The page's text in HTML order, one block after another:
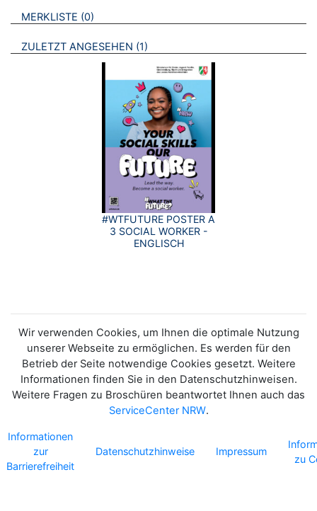
VERWEISE AUF VERMERKTE- ODER ZULETZT ANGESEHENE
MERKLISTE 0 BROSCHÜREN
ZULETZT ANGESEHEN 1 BROSCHÜREN
#WTFUTURE POSTER A
3 SOCIAL WORKER -
ENGLISCH
Wir verwenden Cookies, um Ihnen die optimale Nutzung
unserer Webseite zu ermöglichen. Es werden für den
Betrieb der Seite notwendige Cookies gesetzt. Weitere
Informationen finden Sie in den Datenschutzhinweisen.
Weitere Fragen zu Broschüren beantwortet Ihnen auch das
ServiceCenter NRW.
Informationen
zur
Barrierefreiheit
Datenschutzhinweise Impressum
zu